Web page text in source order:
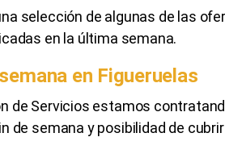
selección de algunas de las
en la última semana.
en Figueruelas
de Servicios estamos
de semana y posibilidad de